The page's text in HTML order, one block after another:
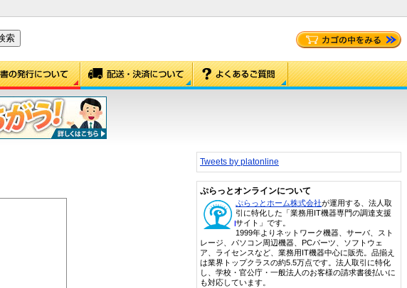
Tweets by platonline
ぷらっとオンラインについて
ぷらっとホーム株式会社が運用する、法人取
引に特化した「業務用IT機器専門の調達支援
サイト」です。
1999年よりネットワーク機器、サーバ、スト
レージ、パソコン周辺機器、PCパーツ、ソフトウェ
ア、ライセンスなど、業務用IT機器中心に販売。品揃え
は業界トップクラスの約5.5万点です。法人取引に特化
し、学校・官公庁・一般法人のお客様の請求書後払いに
も対応しています。